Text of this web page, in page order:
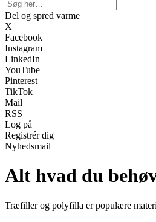
Del og spred varme
X
Facebook
Instagram
LinkedIn
YouTube
Pinterest
TikTok
Mail
RSS
Log på
Registrér dig
Nyhedsmail
Alt hvad du
Træfiller og polyfilla er populære